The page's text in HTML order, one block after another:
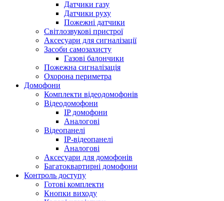
Датчики газу
Датчики руху
Пожежні датчики
Світлозвукові пристрої
Аксесуари для сигналізації
Засоби самозахисту
Газові балончики
Пожежна сигналізація
Охорона периметра
Домофони
Комплекти відеодомофонів
Відеодомофони
IP домофони
Аналогові
Відеопанелі
IP-відеопанелі
Аналогові
Аксесуари для домофонів
Багатоквартирні домофони
Контроль доступу
Готові комплекти
Кнопки виходу